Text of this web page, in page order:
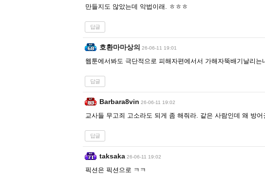
만들지도 않았는데 악법이래. ㅎㅎㅎ
답글
호환마마상의 26-06-11 19:01
웹툰에서봐도 극단적으로 피해자편에서서 가해자뚝배기날리
답글
Barbara8vin 26-06-11 19:02
교사들 무고죄 고소라도 되게 좀 해줘라. 같은 사람인데 왜 방
답글
taksaka 26-06-11 19:02
픽션은 픽션으로 ㅋㅋ